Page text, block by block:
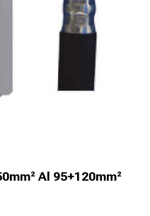
Al 95+120mm²